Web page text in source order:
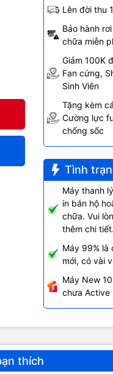
Lên đời thu
Bảo hành
chữa miễn
Giảm 100K
Fan cứng,
Sinh Viên
Tặng kèm
Cường lực
chống sốc
Tình
Máy thanh
in bán hộ
chữa. Vui
thêm chi tiết.
Máy 99% là
mới, có vài
Máy New
chưa Active
thích
hình
Kiểu
thiết bị.